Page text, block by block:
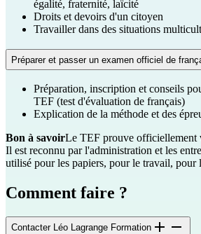
égalité, fraternité, laïcité
Droits et devoirs d'un citoyen
Travailler dans des situations
Préparer et passer un examen officiel de
Préparation, inscription et conseils
TEF (test d'évaluation de français)
Explication de la méthode et des
Bon à savoirLe TEF prouve officiellement
Il est reconnu par l'administration et les
utilisé pour les papiers, pour le travail, pour
Comment faire ?
Contacter Léo Lagrange Formation